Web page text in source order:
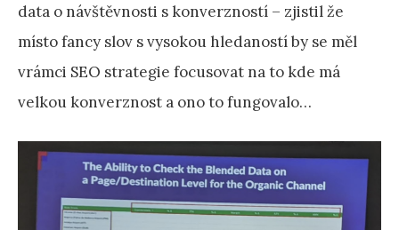
data o návštěvnosti s konverzností – zjistil že
místo fancy slov s vysokou hledaností by se měl
vrámci SEO strategie focusovat na to kde má
velkou konverznost a ono to fungovalo…